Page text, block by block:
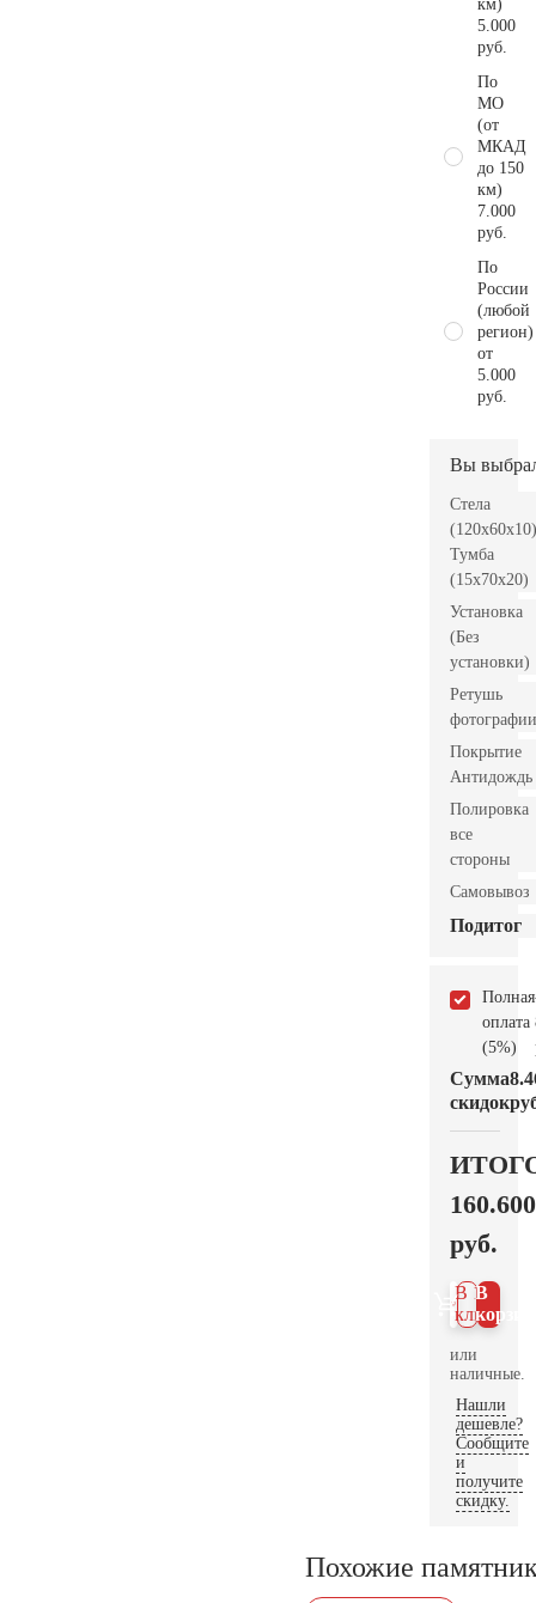
км)
5.000
руб.
По
МО
(от
МКАД
до 150
км)
7.000
руб.
По
России
(любой
регион)
от
5.000
руб.
Вы
Стела
(120x60x10)
Тумба
(15x70x20)
Установка
(Без
установки)
Ретушь
фотографии
Покрытие
Антидождь
Полировка
все
стороны
Самовывоз
Подитог
Полная
оплата
(5%)
Сумма
скидок
160.600
руб.
В
В 1
клик
или
наличные.
Нашли
дешевле?
Сообщите
и
получите
скидку.
Похожие